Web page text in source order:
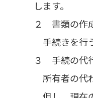
します。
２ 書類の作
手続きを行
３ 手続の代
所有者の代